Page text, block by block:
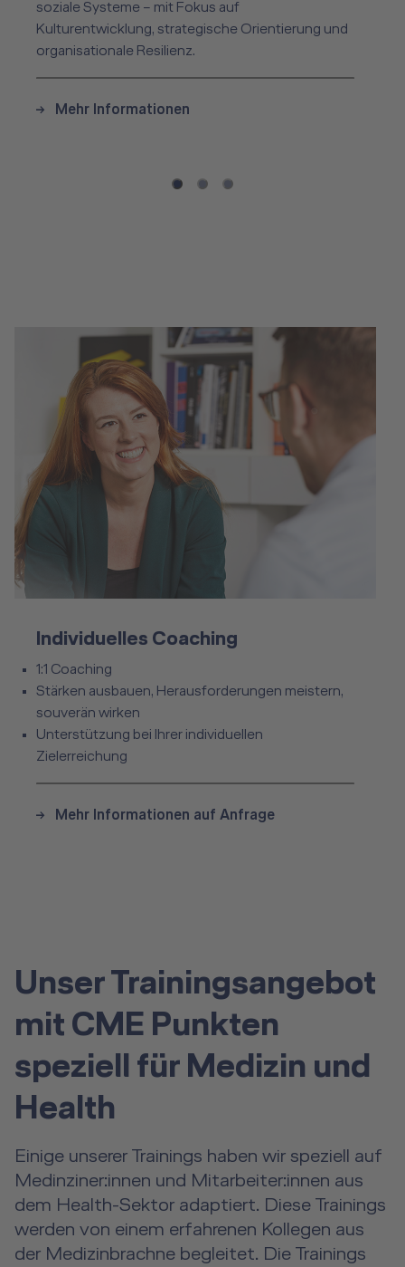
soziale Systeme – mit Fokus auf
Kulturentwicklung, strategische Orientierung und
organisationale Resilienz.
Mehr Informationen
Individuelles Coaching
Individuelles Coaching
1:1 Coaching
Stärken ausbauen, Herausforderungen meistern,
souverän wirken
Unterstützung bei Ihrer individuellen
Zielerreichung
Mehr Informationen auf Anfrage
Unser Trainingsangebot
mit CME Punkten
speziell für Medizin und
Health
Einige unserer Trainings haben wir speziell auf
Medinziner:innen und Mitarbeiter:innen aus
dem Health-Sektor adaptiert. Diese Trainings
werden von einem erfahrenen Kollegen aus
der Medizinbrachne begleitet. Die Trainings